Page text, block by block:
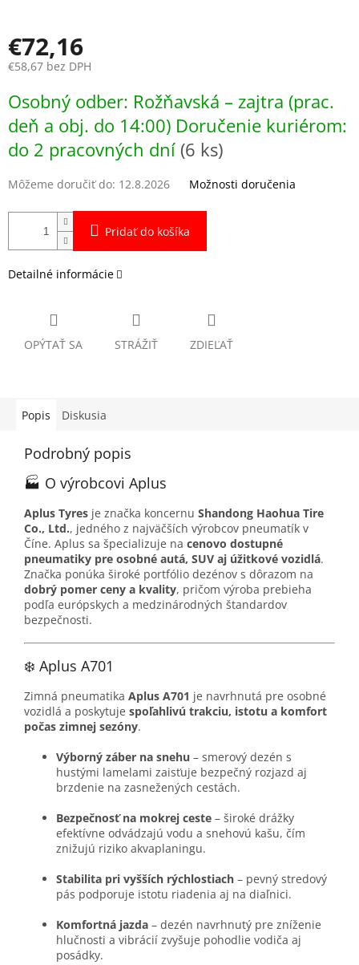
€72,16
€58,67 bez DPH
cena:
Osobný odber: Rožňavská – zajtra (prac.
deň a obj. do 14:00) Doručenie kuriérom:
do 2 pracovných dní (6 ks)
Môžeme doručiť do: 12.8.2026 Možnosti doručenia
Pridať do košíka
Detailné informácie
OPÝTAŤ SA STRÁŽIŤ ZDIEĽAŤ
Popis Diskusia
Podrobný popis
🏭 O výrobcovi Aplus
Aplus Tyres je značka koncernu Shandong Haohua Tire
Co., Ltd., jedného z najväčších výrobcov pneumatík v
Číne. Aplus sa špecializuje na cenovo dostupné
pneumatiky pre osobné autá, SUV aj úžitkové vozidlá.
Značka ponúka široké portfólio dezénov s dôrazom na
dobrý pomer ceny a kvality, pričom výroba prebieha
podľa európskych a medzinárodných štandardov
bezpečnosti.
❄️ Aplus A701
Zimná pneumatika Aplus A701 je navrhnutá pre osobné
vozidlá a poskytuje spoľahlivú trakciu, istotu a komfort
počas zimnej sezóny.
Výborný záber na snehu – smerový dezén s
hustými lamelami zaisťuje bezpečný rozjazd aj
brzdenie na zasnežených cestách.
Bezpečnosť na mokrej ceste – široké drážky
efektívne odvádzajú vodu a snehovú kašu, čím
znižujú riziko akvaplaningu.
Stabilita pri vyšších rýchlostiach – pevný stredový
pás podporuje istotu riadenia aj na diaľnici.
Komfortná jazda – dezén navrhnutý pre zníženie
hlučnosti a vibrácií zvyšuje pohodlie vodiča aj
posádky.